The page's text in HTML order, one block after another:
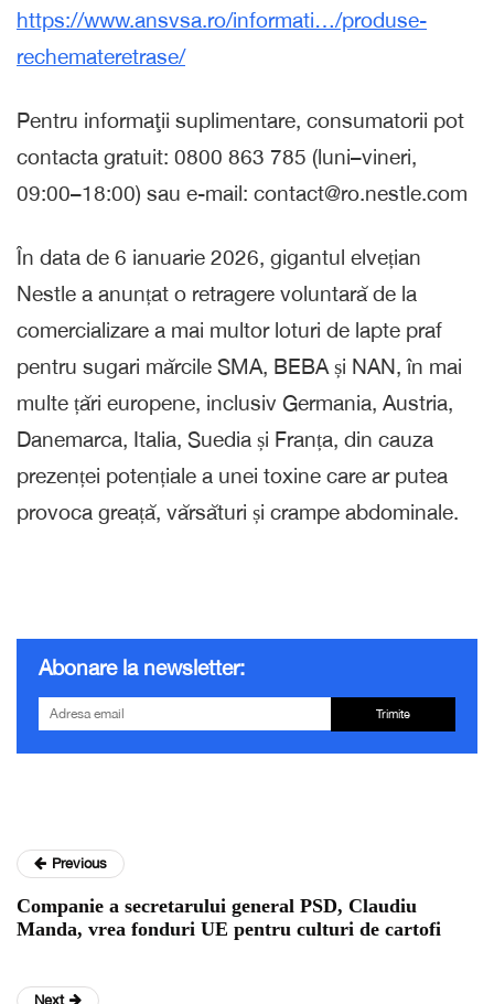
https://www.ansvsa.ro/informati…/produse-
rechemateretrase/
Pentru informaţii suplimentare, consumatorii pot
contacta gratuit: 0800 863 785 (luni–vineri,
09:00–18:00) sau e-mail: contact@ro.nestle.com
În data de 6 ianuarie 2026, gigantul elvețian
Nestle a anunțat o retragere voluntară de la
comercializare a mai multor loturi de lapte praf
pentru sugari mărcile SMA, BEBA și NAN, în mai
multe țări europene, inclusiv Germania, Austria,
Danemarca, Italia, Suedia și Franța, din cauza
prezenței potențiale a unei toxine care ar putea
provoca greață, vărsături și crampe abdominale.
Abonare la newsletter:
Trimite
Previous
Companie a secretarului general PSD, Claudiu
Manda, vrea fonduri UE pentru culturi de cartofi
Next